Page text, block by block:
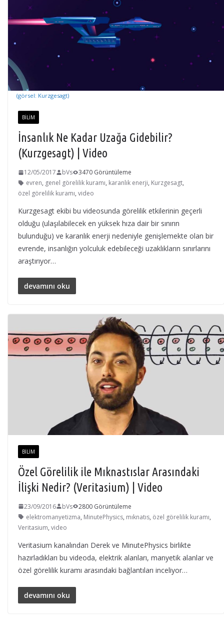
(görsel: Kurzgesagt)
BILIM
İnsanlık Ne Kadar Uzağa Gidebilir?
(Kurzgesagt) | Video
12/05/2017 bVs
3470 Görüntüleme
evren, genel görelilik kuramı, karanlık enerji, Kurzgesagt,
özel görelilik kuramı, video
Kurzgesagt ekibi bu videosunda görelilik etkilerinin geçerli
olduğu (ulaşılabilecek en yüksek hıza dair bir sınırın
bulunduğu) ve karanlık enerji nedeniyle genişlemekte olan bir
evrende, insanlığın yolculuk edebileceği uzaklıkların sınırlarını
araştırıyor…
devamını oku
BILIM
Özel Görelilik ile Mıknastıslar Arasındaki
İlişki Nedir? (Veritasium) | Video
23/09/2016 bVs
2800 Görüntüleme
elektromanyetizma, MinutePhysics, mıknatıs, özel görelilik kuramı,
Veritasium, video
Veritasium kanalından Derek ve MinutePhysics birlikte
hazırladıkları bu videoda, elektrik alanları, manyetik alanlar ve
özel görelilik kuramı arasındaki bağlantıları inceliyor…
devamını oku